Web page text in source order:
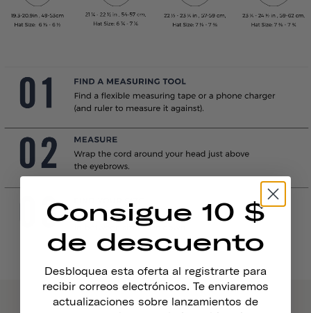
Consigue 10 $
de descuento
Desbloquea esta oferta al registrarte para
recibir correos electrónicos. Te enviaremos
actualizaciones sobre lanzamientos de